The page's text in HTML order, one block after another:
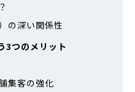
の深い関係性
3つのメリット
集客の強化